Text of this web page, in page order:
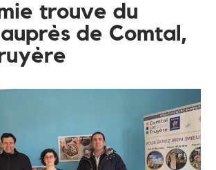
trouve du
de Comtal,